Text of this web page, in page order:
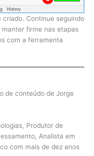
criado. Continue seguindo
firme nas etapas
com a ferramenta
de conteúdo de Jorge
Produtor de
Analista em
com mais de dez anos